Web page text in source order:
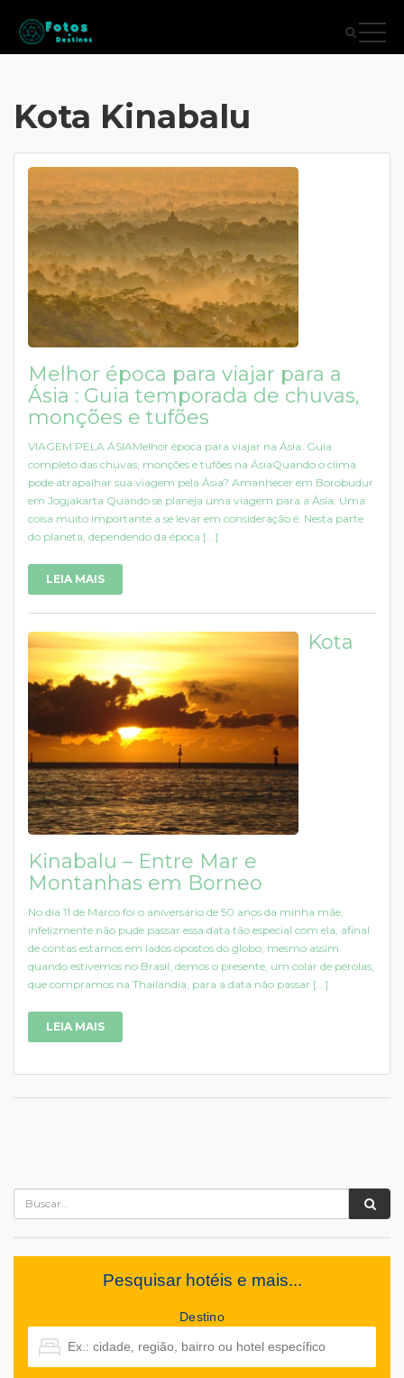
Kota Kinabalu
Melhor época para viajar para a
Ásia : Guia temporada de chuvas,
monções e tufões
VIAGEM PELA ÁSIAMelhor época para viajar na Ásia: Guia
completo das chuvas, monções e tufões na ÁsiaQuando o clima
pode atrapalhar sua viagem pela Ásia? Amanhecer em Borobudur
em Jogjakarta Quando se planeja uma viagem para a Àsia. Uma
coisa muito importante a se levar em consideração é: Nesta parte
do planeta, dependendo da época [...]
LEIA MAIS
Kota
Kinabalu – Entre Mar e
Montanhas em Borneo
No dia 11 de Marco foi o aniversario de 50 anos da minha mãe,
infelizmente não pude passar essa data tão especial com ela, afinal
de contas estamos em lados opostos do globo, mesmo assim
quando estivemos no Brasil, demos o presente, um colar de pérolas,
que compramos na Thailandia, para a data não passar [...]
LEIA MAIS
Pesquisar hotéis e mais...
Destino